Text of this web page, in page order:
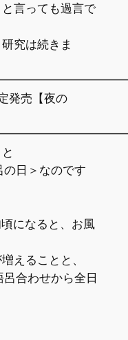
言っても過言で
究は続きま
発売【夜の
日＞なのです
になると、お風
えることと、
合わせから全日
した。